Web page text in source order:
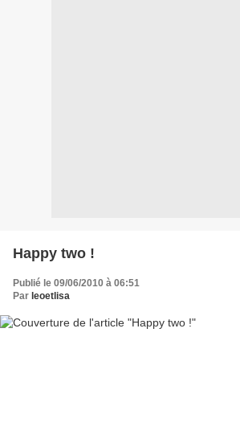
Happy two !
Publié le 09/06/2010 à 06:51
Par leoetlisa